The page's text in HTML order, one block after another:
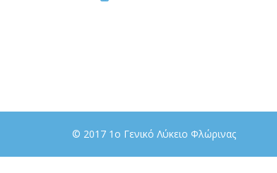
© 2017 1o Γενικό Λύκειο Φλώρινας